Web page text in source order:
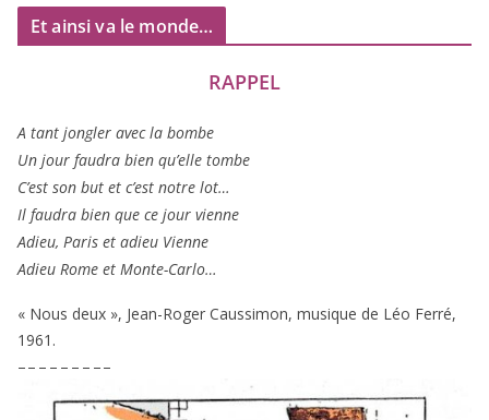
Et ainsi va le monde…
RAPPEL
A tant jon­gler avec la bombe
Un jour fau­dra bien qu’elle tombe
C’est son but et c’est notre lot…
Il fau­dra bien que ce jour vienne
Adieu, Paris et adieu Vienne
Adieu Rome et Monte-Carlo…
« Nous deux », Jean-Roger Caussimon, musique de Léo Ferré,
1961 .
– – – – – – – – –